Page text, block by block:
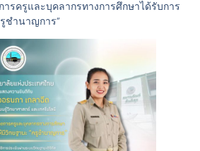
รครูและบุคลากรทางการศึกษาได้รับการ
ชำนาญการ”